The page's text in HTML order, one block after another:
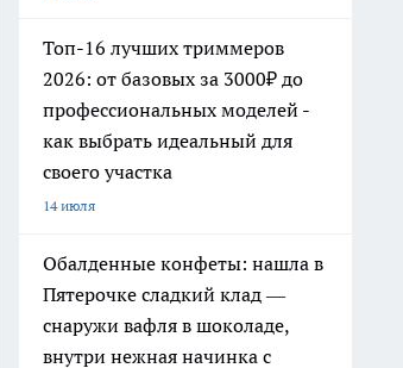
Топ-16 лучших триммеров
2026: от базовых за 3000₽ до
профессиональных моделей -
как выбрать идеальный для
своего участка
14 июля
Обалденные конфеты: нашла в
Пятерочке сладкий клад —
снаружи вафля в шоколаде,
внутри нежная начинка с